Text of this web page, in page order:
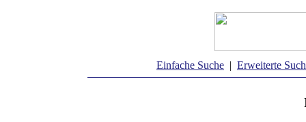
Einfache Suche | Erweiterte